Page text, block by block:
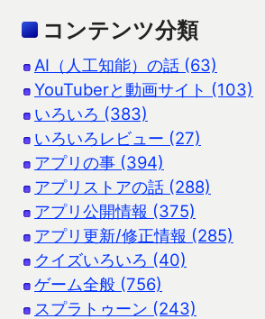
コンテンツ分類
AI（人工知能）の話 (63)
YouTuberと動画サイト (103)
いろいろ (383)
いろいろレビュー (27)
アプリの事 (394)
アプリストアの話 (288)
アプリ公開情報 (375)
アプリ更新/修正情報 (285)
クイズいろいろ (40)
ゲーム全般 (756)
スプラトゥーン (243)